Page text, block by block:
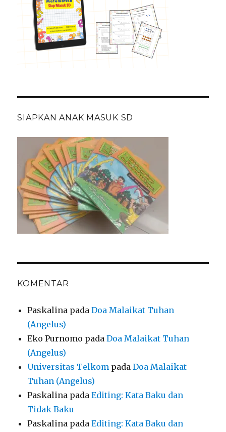
SIAPKAN ANAK MASUK SD
KOMENTAR
Paskalina padaDoa Malaikat Tuhan
(Angelus)
Eko Purnomo padaDoa Malaikat Tuhan
(Angelus)
Universitas Telkom padaDoa Malaikat
Tuhan (Angelus)
Paskalina padaEditing: Kata Baku dan
Tidak Baku
Paskalina padaEditing: Kata Baku dan